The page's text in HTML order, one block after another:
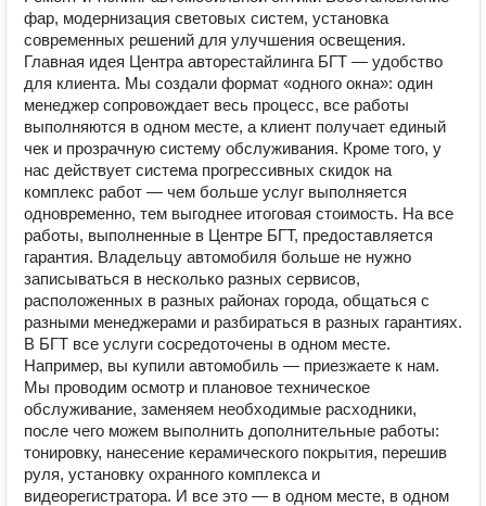
фар, модернизация световых систем, установка
современных решений для улучшения освещения.
Главная идея Центра авторестайлинга БГТ — удобство
для клиента. Мы создали формат «одного окна»: один
менеджер сопровождает весь процесс, все работы
выполняются в одном месте, а клиент получает единый
чек и прозрачную систему обслуживания. Кроме того, у
нас действует система прогрессивных скидок на
комплекс работ — чем больше услуг выполняется
одновременно, тем выгоднее итоговая стоимость. На все
работы, выполненные в Центре БГТ, предоставляется
гарантия. Владельцу автомобиля больше не нужно
записываться в несколько разных сервисов,
расположенных в разных районах города, общаться с
разными менеджерами и разбираться в разных гарантиях.
В БГТ все услуги сосредоточены в одном месте.
Например, вы купили автомобиль — приезжаете к нам.
Мы проводим осмотр и плановое техническое
обслуживание, заменяем необходимые расходники,
после чего можем выполнить дополнительные работы:
тонировку, нанесение керамического покрытия, перешив
руля, установку охранного комплекса и
видеорегистратора. И все это — в одном месте, в одном